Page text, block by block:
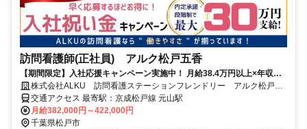
訪問看護師(正社員) アルク松戸五香
【期間限定】入社応援キャンペーン実施中！ 月給38.4万円以上×年収
510万円以上！オンコールなしで、この待遇！＜松戸市＞
株式会社ALKU 訪問看護ステーションフレンドリー アルク松戸五
香
交通アクセス 最寄駅：京成松戸線 元山駅
月給382,000円～422,000円
千葉県松戸市